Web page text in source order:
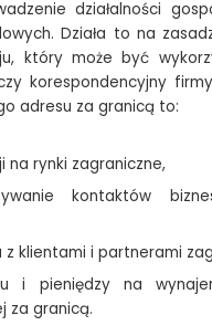
działalności
Działa to na
który może być
korespondencyjny
adresu za granicą to:
na rynki zagraniczne,
kontaktów
z klientami i partnerami
i pieniędzy na
za granicą.